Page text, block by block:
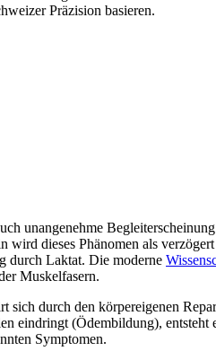
Präzision basieren.
unangenehme
dieses Phänomen als
durch Laktat. Die moderne
Muskelfasern.
sich durch den körpereigenen
eindringt (Ödembildung),
Symptomen.